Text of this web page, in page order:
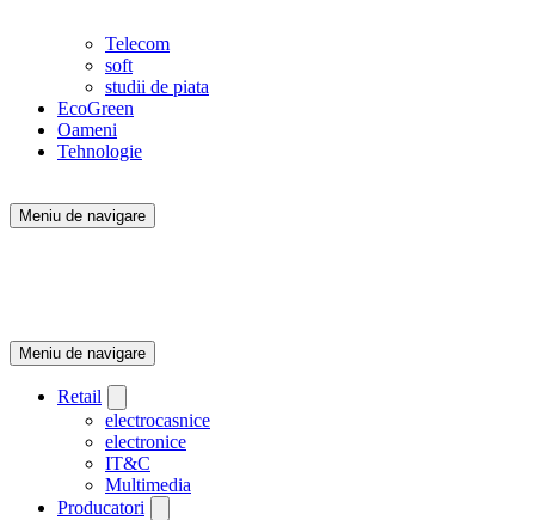
Telecom
soft
studii de piata
EcoGreen
Oameni
Tehnologie
Meniu de navigare
Meniu de navigare
Retail
electrocasnice
electronice
IT&C
Multimedia
Producatori